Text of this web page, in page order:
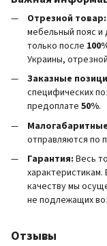
Отрезной товар:
мебельный пояс и
только после
Украины,
Заказные
специфических
предоплате 50%.
отправляются по
Гарантия: Весь
качеству мы
не подлежащих
Отзывы